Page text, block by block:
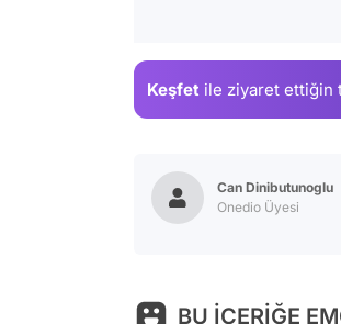
Keşfet ile ziyaret ettiğin
Can Dinibutunoglu
Onedio Üyesi
BU İÇERİĞE